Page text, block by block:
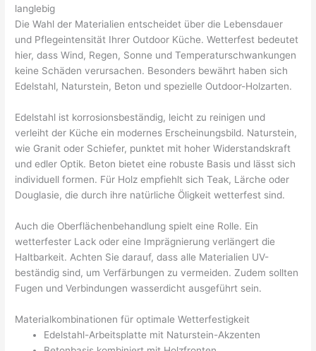
langlebig
Die Wahl der Materialien entscheidet über die Lebensdauer
und Pflegeintensität Ihrer Outdoor Küche. Wetterfest bedeutet
hier, dass Wind, Regen, Sonne und Temperaturschwankungen
keine Schäden verursachen. Besonders bewährt haben sich
Edelstahl, Naturstein, Beton und spezielle Outdoor-Holzarten.
Edelstahl ist korrosionsbeständig, leicht zu reinigen und
verleiht der Küche ein modernes Erscheinungsbild. Naturstein,
wie Granit oder Schiefer, punktet mit hoher Widerstandskraft
und edler Optik. Beton bietet eine robuste Basis und lässt sich
individuell formen. Für Holz empfiehlt sich Teak, Lärche oder
Douglasie, die durch ihre natürliche Öligkeit wetterfest sind.
Auch die Oberflächenbehandlung spielt eine Rolle. Ein
wetterfester Lack oder eine Imprägnierung verlängert die
Haltbarkeit. Achten Sie darauf, dass alle Materialien UV-
beständig sind, um Verfärbungen zu vermeiden. Zudem sollten
Fugen und Verbindungen wasserdicht ausgeführt sein.
Materialkombinationen für optimale Wetterfestigkeit
Edelstahl-Arbeitsplatte mit Naturstein-Akzenten